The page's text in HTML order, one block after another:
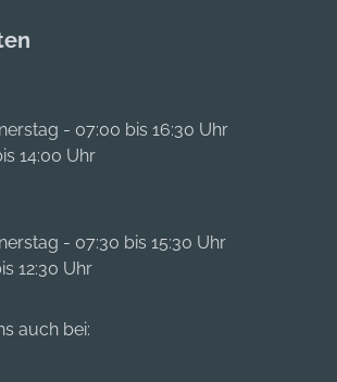
- 07:00 bis 16:30 Uhr
14:00 Uhr
- 07:30 bis 15:30 Uhr
12:30 Uhr
auch bei: